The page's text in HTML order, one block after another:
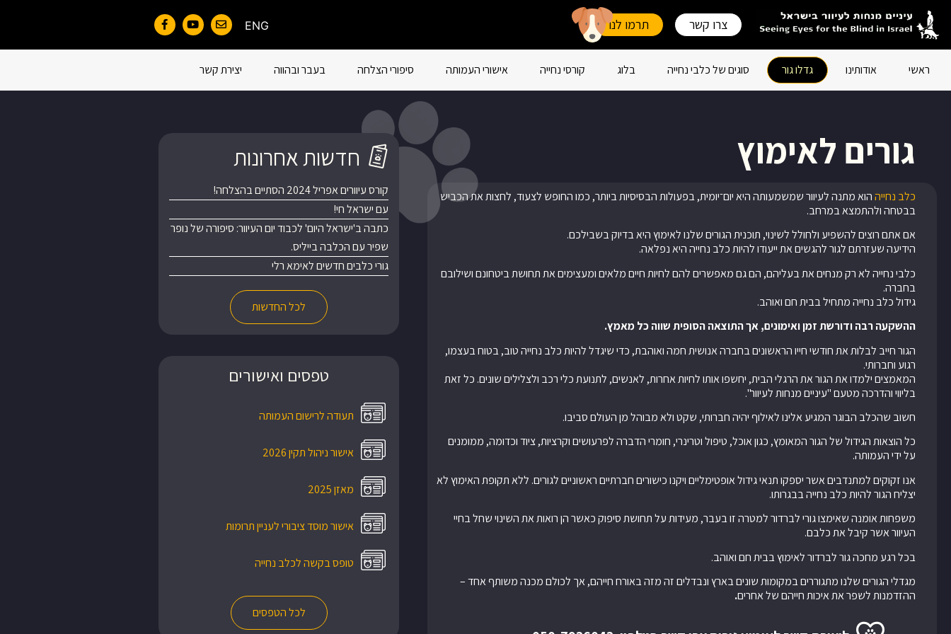
צרו קשר תרמו לנו ENG
ראשי אודותינו גדלו גור סוגים של כלבי נחייה בלוג קורסי נחייה אישורי העמותה סיפורי הצלחה בעבר ובהווה יצירת קשר
גורים לאימוץ
כלב נחייההוא מתנה לעיוור שמשמעותה היא יום­­­־יומית, בפעולות הבסיסיות ביותר, כמו החופש לצעוד, לחצות את הכביש
בבטחה ולהתמצא במרחב.
אם אתם רוצים להשפיע ולחולל לשינוי, תוכנית הגורים שלנו לאימוץ היא בדיוק בשבילכם.
הידיעה שעזרתם לגור להגשים את ייעודו להיות כלב נחייה היא נפלאה.
כלבי נחייה לא רק מנחים את בעליהם, הם גם מאפשרים להם לחיות חיים מלאים ומעצימים את תחושת ביטחונם ושילובם
בחברה.
גידול כלב נחייה מתחיל בבית חם ואוהב.
ההשקעה רבה ודורשת זמן ואימונים, אך התוצאה הסופית שווה כל מאמץ.
הגור חייב לבלות את חודשי חייו הראשונים בחברה אנושית חמה ואוהבת, כדי שיגדל להיות כלב נחייה טוב, בטוח בעצמו,
רגוע וחברותי.
המאמצים ילמדו את הגור את הרגלי הבית, יחשפו אותו לחיות אחרות, לאנשים, לתנועת כלי רכב ולצלילים שונים. כל זאת
בליווי והדרכה מטעם "עיניים מנחות לעיוור".
חשוב שהכלב הבוגר המגיע אלינו לאילוף יהיה חברותי, שקט ולא מבוהל מן העולם סביבו.
כל הוצאות הגידול של הגור המאומץ, כגון אוכל, טיפול וטרינרי, חומרי הדברה לפרעושים וקרציות, ציוד וכדומה, ממומנים
על ידי העמותה.
אנו זקוקים למתנדבים אשר יספקו תנאי גידול אופטימליים ויקנו כישורים חברתיים ראשוניים לגורים. ללא תקופת האימוץ לא
יצליח הגור להיות כלב נחייה בבגרותו.
משפחות אומנה שאימצו גורי לברדור למטרה זו בעבר, מעידות על תחושת סיפוק כאשר הן רואות את השינוי שחל בחיי
העיוור אשר קיבל את כלבם.
בכל רגע מחכה גור לברדור לאימוץ בבית חם ואוהב.
מגדלי הגורים שלנו מתגוררים במקומות שונים בארץ ונבדלים זה מזה באורח חייהם, אך לכולם מכנה משותף אחד –
ההזדמנות לשפר את איכות חייהם של אחרים.
חדשות אחרונות
קורס עיוורים אפריל 2024 הסתיים בהצלחה!
עם ישראל חי!
כתבה ב'ישראל היום' לכבוד יום העיוור: סיפורה של נופר
שפיר עם הכלבה בייליס.
גורי כלבים חדשים לאימא רלי
לכל החדשות
טפסים ואישורים
תעודה לרישום העמותה
אישור ניהול תקין 2026
מאזן 2025
אישור מוסד ציבורי לעניין תרומות
טופס בקשה לכלב נחייה
לכל הטפסים